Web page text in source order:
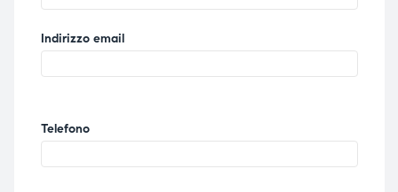
Indirizzo email
Telefono